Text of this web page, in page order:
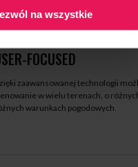
na wszystkie
FOCUSED
zaawansowanej technologii
w wielu terenach, o
warunkach pogodowych.